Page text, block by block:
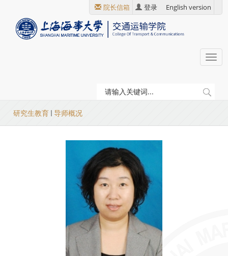
院长信箱 登录 English version
当
前
研究生教育 导师概况